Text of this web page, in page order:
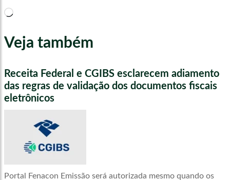
Carregando...
Veja também
Receita Federal e CGIBS esclarecem adiamento
das regras de validação dos documentos fiscais
eletrônicos
Portal Fenacon Emissão será autorizada mesmo quando os